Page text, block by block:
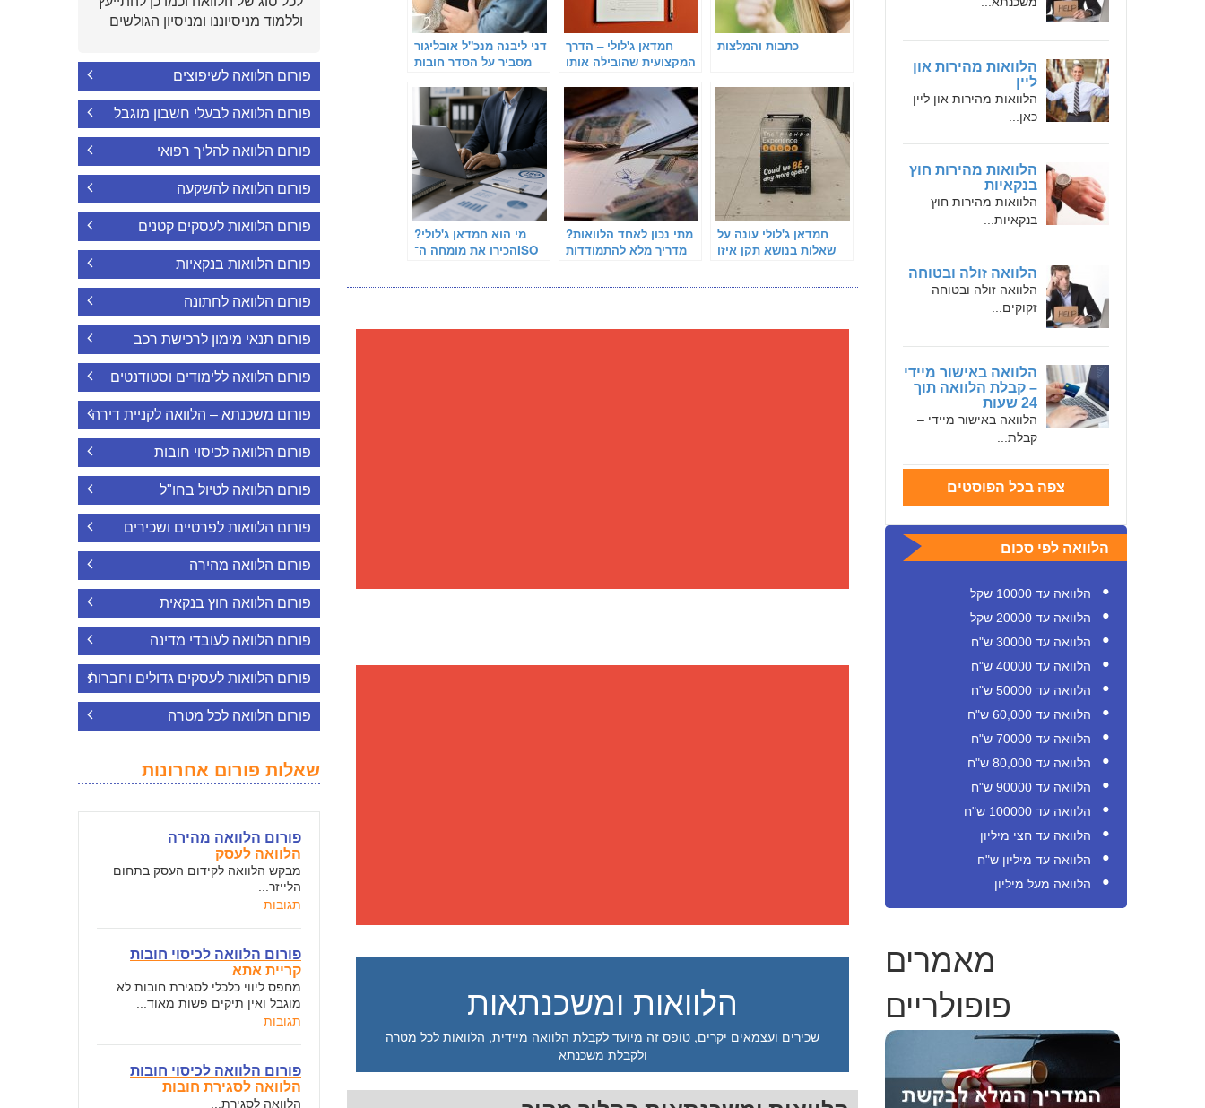
הלוואות מהירות און
ליין
הלוואות מהירות און ליין
כאן...
הלוואות מהירות חוץ
בנקאיות
הלוואות מהירות חוץ
בנקאיות...
הלוואה זולה ובטוחה
הלוואה זולה ובטוחה
זקוקים...
הלוואה באישור מיידי
– קבלת הלוואה תוך
24 שעות
הלוואה באישור מיידי –
קבלת...
צפה בכל הפוסטים
הלוואה לפי סכום
הלוואה עד 10000 שקל
הלוואה עד 20000 שקל
הלוואה עד 30000 ש"ח
הלוואה עד 40000 ש"ח
הלוואה עד 50000 ש"ח
הלוואה עד 60,000 ש"ח
הלוואה עד 70000 ש"ח
הלוואה עד 80,000 ש"ח
הלוואה עד 90000 ש"ח
הלוואה עד 100000 ש"ח
הלוואה עד חצי מיליון
הלוואה עד מיליון ש"ח
הלוואה מעל מיליון
מאמרים
פופולריים
דני ליבנה מנכ"ל אובליגור
מסביר על הסדר חובות
חמדאן ג'לולי – הדרך
המקצועית שהובילה אותו
כתבות והמלצות
מי הוא חמדאן ג'לולי?
הכירו את מומחה ה־ISO
מתי נכון לאחד הלוואות?
מדריך מלא להתמודדות
חמדאן ג'לולי עונה על
שאלות בנושא תקן איזו
הלוואות ומשכנתאות
שכירים ועצמאים יקרים, טופס זה מיועד לקבלת הלוואה מיידית, הלוואות לכל מטרה
ולקבלת משכנתא
וללמוד מניסיוננו ומניסיון הגולשים
פורום הלוואה לשיפוצים
פורום הלוואה לבעלי חשבון מוגבל
פורום הלוואה להליך רפואי
פורום הלוואה להשקעה
פורום הלוואות לעסקים קטנים
פורום הלוואות בנקאיות
פורום הלוואה לחתונה
פורום תנאי מימון לרכישת רכב
פורום הלוואה ללימודים וסטודנטים
פורום משכנתא – הלוואה לקניית דירה
פורום הלוואה לכיסוי חובות
פורום הלוואה לטיול בחו"ל
פורום הלוואות לפרטיים ושכירים
פורום הלוואה מהירה
פורום הלוואה חוץ בנקאית
פורום הלוואה לעובדי מדינה
פורום הלוואות לעסקים גדולים וחברות
פורום הלוואה לכל מטרה
שאלות פורום אחרונות
פורום הלוואה מהירה
הלוואה לעסק
מבקש הלוואה לקידום העסק בתחום
הלייזר...
תגובות
פורום הלוואה לכיסוי חובות
קריית אתא
מחפס ליווי כלכלי לסגירת חובות לא
מוגבל ואין תיקים פשות מאוד...
תגובות
פורום הלוואה לכיסוי חובות
הלוואה לסגירת חובות
הלוואה לסגירת...